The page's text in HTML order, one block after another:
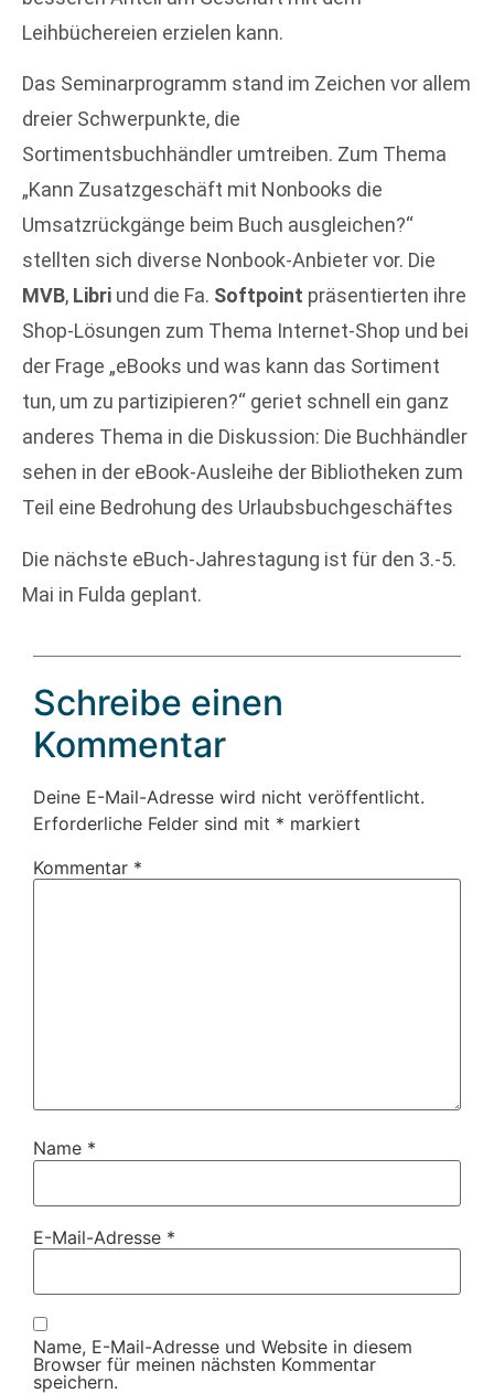
Leihbüchereien erzielen kann.
Das Seminarprogramm stand im Zeichen vor allem
dreier Schwerpunkte, die
Sortimentsbuchhändler umtreiben. Zum Thema
„Kann Zusatzgeschäft mit Nonbooks die
Umsatzrückgänge beim Buch ausgleichen?“
stellten sich diverse Nonbook-Anbieter vor. Die
MVB, Libri und die Fa. Softpoint präsentierten ihre
Shop-Lösungen zum Thema Internet-Shop und bei
der Frage „eBooks und was kann das Sortiment
tun, um zu partizipieren?“ geriet schnell ein ganz
anderes Thema in die Diskussion: Die Buchhändler
sehen in der eBook-Ausleihe der Bibliotheken zum
Teil eine Bedrohung des Urlaubsbuchgeschäftes
Die nächste eBuch-Jahrestagung ist für den 3.-5.
Mai in Fulda geplant.
Schreibe einen
Kommentar
Deine E-Mail-Adresse wird nicht veröffentlicht.
Erforderliche Felder sind mit * markiert
Kommentar *
Name *
E-Mail-Adresse *
Name, E-Mail-Adresse und Website in diesem
Browser für meinen nächsten Kommentar
speichern.